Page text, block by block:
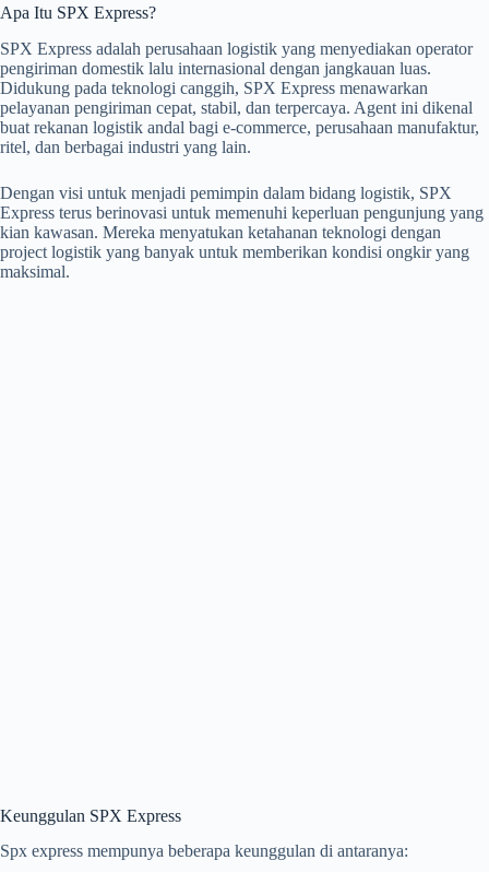
Apa Itu SPX Express?
SPX Express adalah perusahaan logistik yang menyediakan operator
pengiriman domestik lalu internasional dengan jangkauan luas.
Didukung pada teknologi canggih, SPX Express menawarkan
pelayanan pengiriman cepat, stabil, dan terpercaya. Agent ini dikenal
buat rekanan logistik andal bagi e-commerce, perusahaan manufaktur,
ritel, dan berbagai industri yang lain.
Dengan visi untuk menjadi pemimpin dalam bidang logistik, SPX
Express terus berinovasi untuk memenuhi keperluan pengunjung yang
kian kawasan. Mereka menyatukan ketahanan teknologi dengan
project logistik yang banyak untuk memberikan kondisi ongkir yang
maksimal.
Keunggulan SPX Express
Spx express mempunya beberapa keunggulan di antaranya: